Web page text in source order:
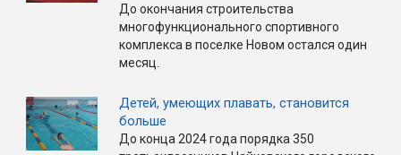
До окончания строительства
многофункционального спортивного
комплекса в поселке Новом остался один
месяц.
Детей, умеющих плавать, становится
больше
До конца 2024 года порядка 350